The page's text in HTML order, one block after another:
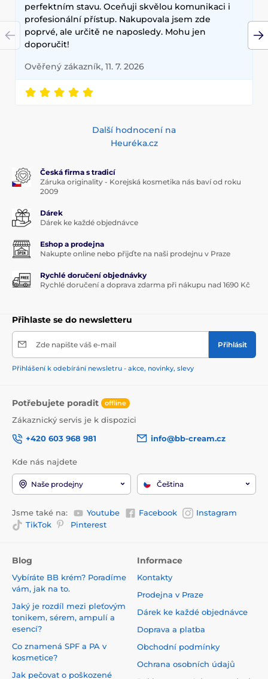
perfektním stavu. Oceňuji skvělou komunikaci i
profesionální přístup. Nakupovala jsem zde
poprvé, ale určitě ne naposledy. Mohu jen
doporučit!
Ověřený zákazník, 11. 7. 2026
Další hodnocení na
Heuréka.cz
Česká firma s tradicí
Záruka originality - Korejská kosmetika nás baví od roku
2009
Dárek
Dárek ke každé objednávce
Eshop a prodejna
Nakupte online nebo přijďte na naši prodejnu v Praze
Rychlé doručení objednávky
Rychlé doručení a doprava zdarma při nákupu nad 1690 Kč
Přihlaste se do newsletteru
Zde napište váš e-mail Přihlásit
Přihlášení k odebírání newsletru - akce, novinky, slevy
Potřebujete poradit offline
Zákaznický servis je k dispozici
+420 603 968 981
info@bb-cream.cz
Kde nás najdete
Naše prodejny Čeština
Jsme také na: Youtube Facebook
Instagram
TikTok
Pinterest
Blog
Vybíráte BB krém? Poradíme
vám, jak na to.
Jaký je rozdíl mezi pleťovým
tonikem, sérem, ampulí a
esencí?
Co znamená SPF a PA v
kosmetice?
Jak pečovat o poškozené
Informace
Kontakty
Prodejna v Praze
Dárek ke každé objednávce
Doprava a platba
Obchodní podmínky
Ochrana osobních údajů